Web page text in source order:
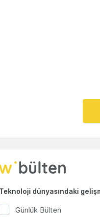
Teknoloji dünyasındaki
Günlük Bülten